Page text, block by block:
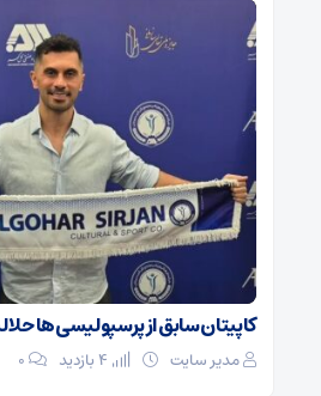
کاپیتان سابق از پرسپولیسی‌ها
مدیر سایت ۰